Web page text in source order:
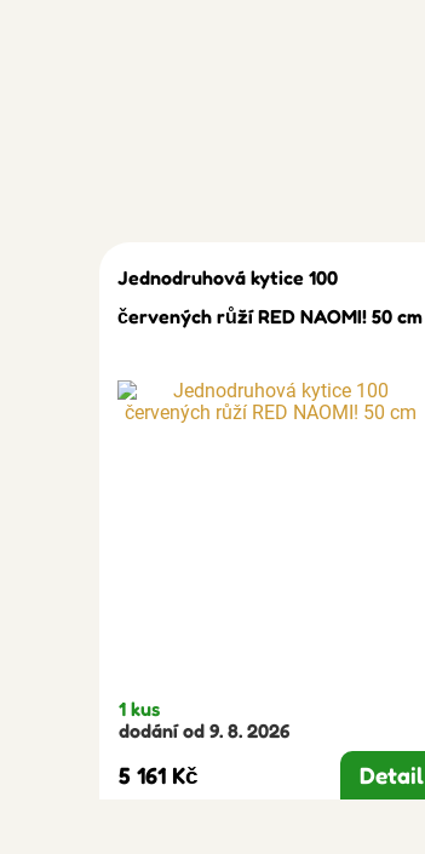
Jednodruhová kytice 100
červených růží RED NAOMI! 50 cm
1 kus
dodání od 9. 8. 2026
5 161 Kč Detail